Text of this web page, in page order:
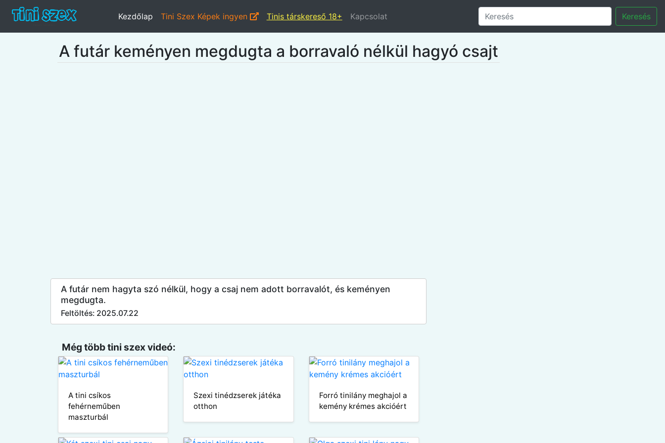
Kezdőlap Tini Szex Képek ingyen Tinis társkereső 18+ Kapcsolat Keresés
A futár keményen megdugta a borravaló nélkül hagyó csajt
A futár nem hagyta szó nélkül, hogy a csaj nem adott borravalót, és keményen
megdugta.
Feltöltés: 2025.07.22
Még több tini szex videó:
A tini csíkos
fehérneműben
maszturbál
Szexi tinédzserek játéka
otthon
Forró tinilány meghajol a
kemény krémes akcióért